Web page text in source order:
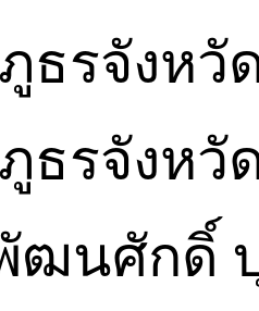
ธรจังหวั
ธรจังหวั
ฒนศักดิ์